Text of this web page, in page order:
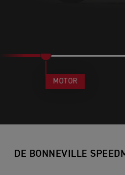
MOTOR
DE BONNEVILLE